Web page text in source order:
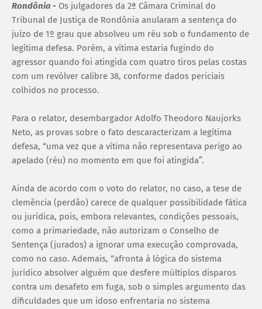
Rondônia - Os julgadores da 2ª Câmara Criminal do
Tribunal de Justiça de Rondônia anularam a sentença do
juízo de 1º grau que absolveu um réu sob o fundamento de
legítima defesa. Porém, a vítima estaria fugindo do
agressor quando foi atingida com quatro tiros pelas costas
com um revólver calibre 38, conforme dados periciais
colhidos no processo.
Para o relator, desembargador Adolfo Theodoro Naujorks
Neto, as provas sobre o fato descaracterizam a legítima
defesa, “uma vez que a vítima não representava perigo ao
apelado (réu) no momento em que foi atingida”.
Ainda de acordo com o voto do relator, no caso, a tese de
clemência (perdão) carece de qualquer possibilidade fática
ou jurídica, pois, embora relevantes, condições pessoais,
como a primariedade, não autorizam o Conselho de
Sentença (jurados) a ignorar uma execução comprovada,
como no caso. Ademais, “afronta à lógica do sistema
jurídico absolver alguém que desfere múltiplos disparos
contra um desafeto em fuga, sob o simples argumento das
dificuldades que um idoso enfrentaria no sistema